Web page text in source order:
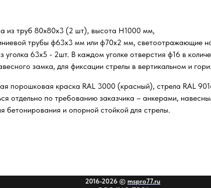
из труб 80х80х3 (2 шт), высота Н1000 мм,
трубы ф63х3 мм или ф70х2 мм, светоотражающие
уголка 63х5 - 2шт. В каждом уголке отверстия ф16 в
замка, для фиксации стрелы в вертикальном и
порошковая краска RAL 3000 (красный), стрела RAL
отдельно по требованию заказчика – анкерами,
бетонирования и опорной стойкой для стрелы.
2016-2026 © mspro77.ru